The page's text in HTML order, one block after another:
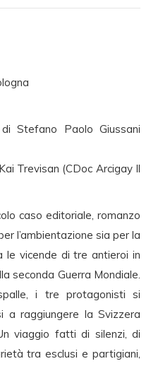
Stefano Paolo Giussani
Trevisan (CDoc Arcigay Il
caso editoriale, romanzo
l’ambientazione sia per la
vicende di tre antieroi in
seconda Guerra Mondiale.
i tre protagonisti si
a raggiungere la Svizzera
viaggio fatti di silenzi, di
tra esclusi e partigiani,